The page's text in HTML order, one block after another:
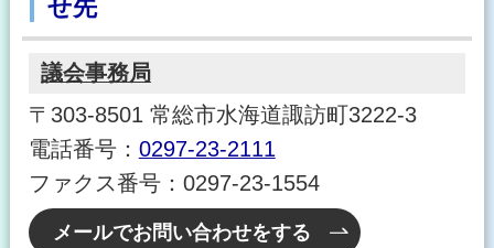
せ先
議会事務局
〒303-8501 常総市水海道諏訪町3222-3
電話番号： 0297-23-2111
ファクス番号：0297-23-1554
メールでお問い合わせをする